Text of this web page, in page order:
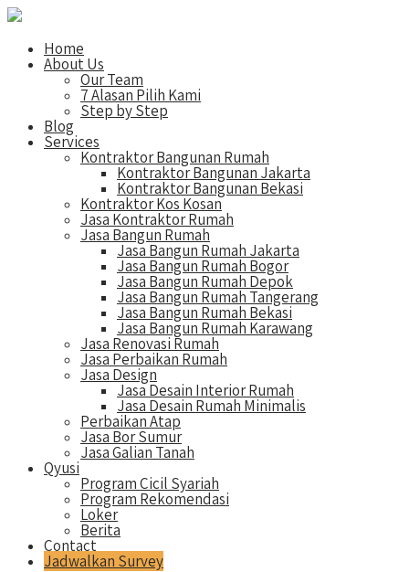
Home
About Us
Our Team
7 Alasan Pilih Kami
Step by Step
Blog
Services
Kontraktor Bangunan Rumah
Kontraktor Bangunan Jakarta
Kontraktor Bangunan Bekasi
Kontraktor Kos Kosan
Jasa Kontraktor Rumah
Jasa Bangun Rumah
Jasa Bangun Rumah Jakarta
Jasa Bangun Rumah Bogor
Jasa Bangun Rumah Depok
Jasa Bangun Rumah Tangerang
Jasa Bangun Rumah Bekasi
Jasa Bangun Rumah Karawang
Jasa Renovasi Rumah
Jasa Perbaikan Rumah
Jasa Design
Jasa Desain Interior Rumah
Jasa Desain Rumah Minimalis
Perbaikan Atap
Jasa Bor Sumur
Jasa Galian Tanah
Qyusi
Program Cicil Syariah
Program Rekomendasi
Loker
Berita
Contact
Jadwalkan Survey